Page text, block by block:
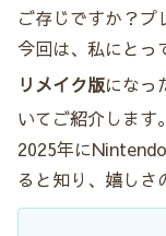
ご存じですか？プ
今回は、私にと
リメイク版になっ
いてご紹介します。
2025年に
ると知り、嬉しさ